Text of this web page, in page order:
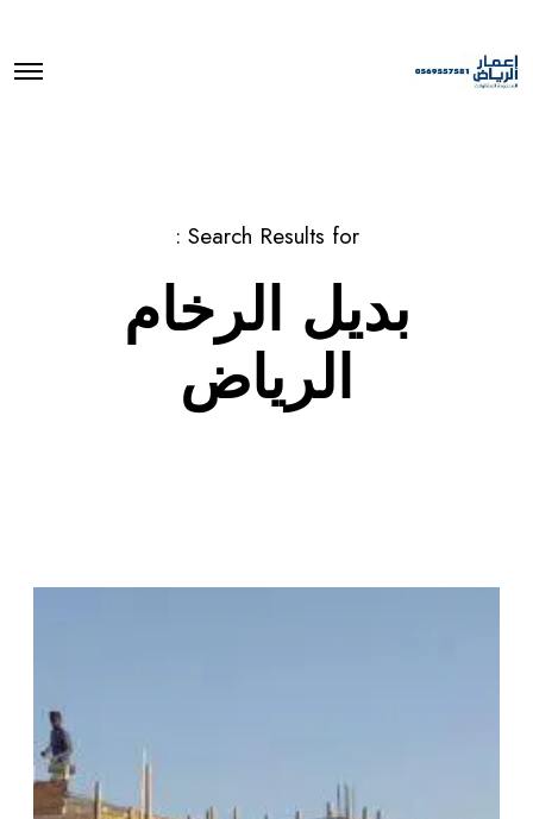
O
Search Results for :
بديل الرخام
الرياض